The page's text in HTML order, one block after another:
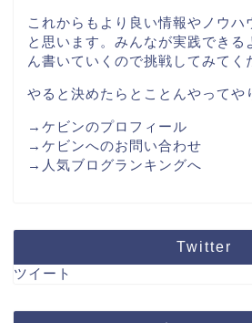
これからもより良い情報やノウハ
と思います。みんなが実践できる
ん書いていくので挑戦してみてく
やると決めたらとことんやってや
→ケビンのプロフィール
→ケビンへのお問い合わせ
→人気ブログランキングへ
Twitter
ツイート